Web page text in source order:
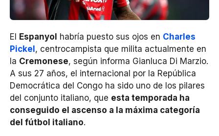
El Espanyol habría puesto sus ojos en Charles
Pickel, centrocampista que milita actualmente en
la Cremonese, según informa Gianluca Di Marzio.
A sus 27 años, el internacional por la República
Democrática del Congo ha sido uno de los pilares
del conjunto italiano, que esta temporada ha
conseguido el ascenso a la máxima categoría
del fútbol italiano.